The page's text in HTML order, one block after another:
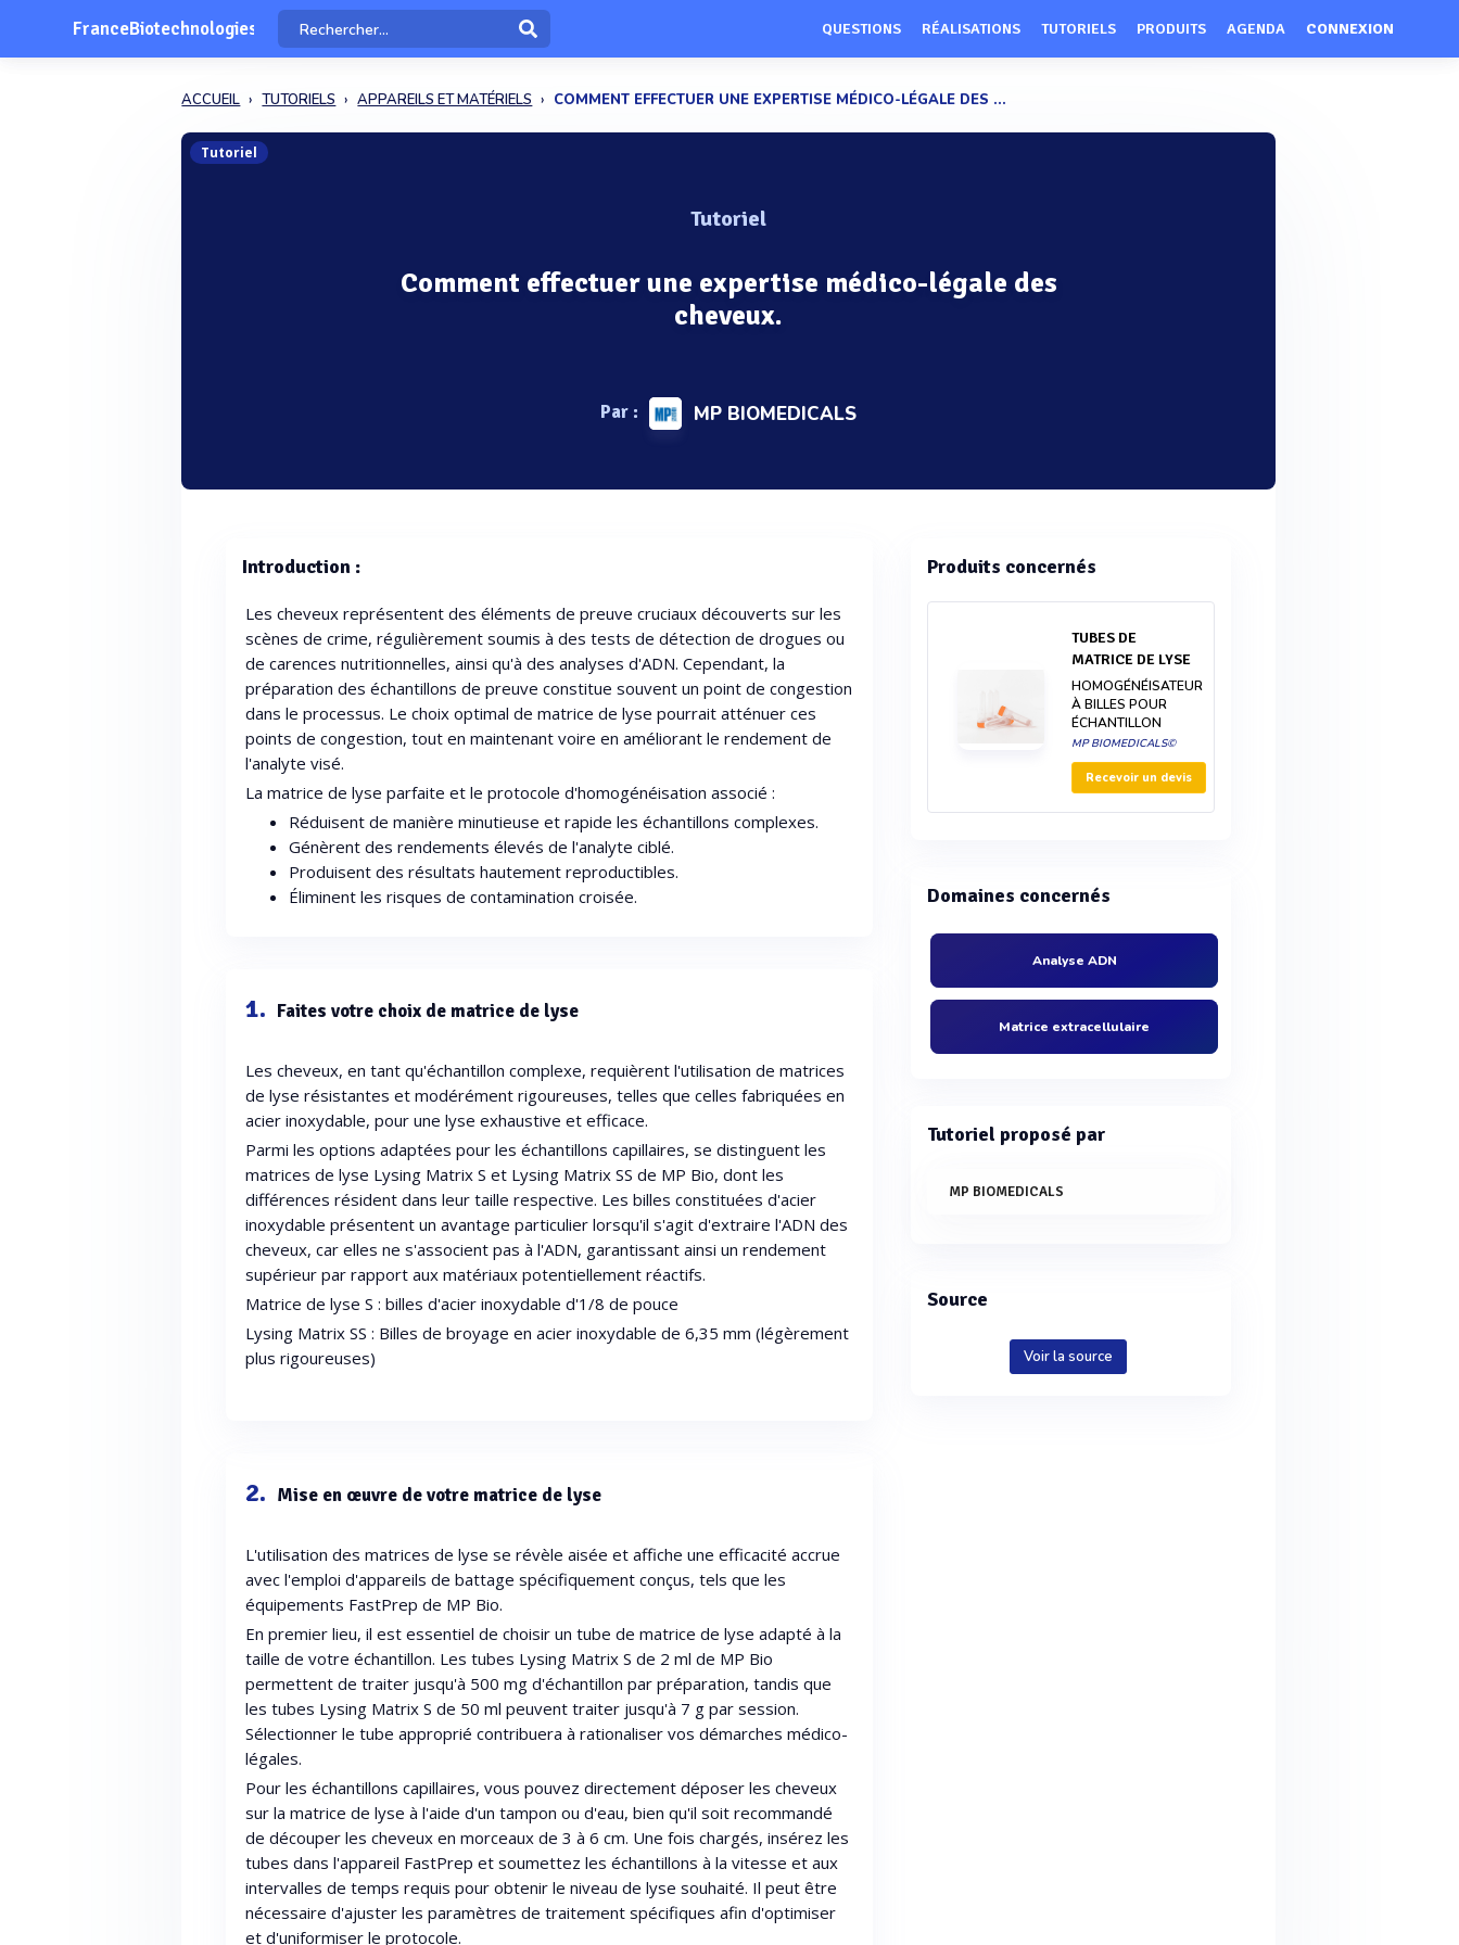
FranceBiotechnologies QUESTIONS RÉALISATIONS TUTORIELS PRODUITS AGENDA CONNEXION
ACCUEIL TUTORIELS APPAREILS ET MATÉRIELS COMMENT EFFECTUER UNE EXPERTISE MÉDICO-LÉGALE DES ...
Tutoriel
Tutoriel
Comment effectuer une expertise médico-légale des
cheveux.
Par : MP BIOMEDICALS
Introduction :
Les cheveux représentent des éléments de preuve cruciaux découverts sur les
scènes de crime, régulièrement soumis à des tests de détection de drogues ou
de carences nutritionnelles, ainsi qu'à des analyses d'ADN. Cependant, la
préparation des échantillons de preuve constitue souvent un point de congestion
dans le processus. Le choix optimal de matrice de lyse pourrait atténuer ces
points de congestion, tout en maintenant voire en améliorant le rendement de
l'analyte visé.
La matrice de lyse parfaite et le protocole d'homogénéisation associé :
Réduisent de manière minutieuse et rapide les échantillons complexes.
Génèrent des rendements élevés de l'analyte ciblé.
Produisent des résultats hautement reproductibles.
Éliminent les risques de contamination croisée.
1. Faites votre choix de matrice de lyse
Les cheveux, en tant qu'échantillon complexe, requièrent l'utilisation de matrices
de lyse résistantes et modérément rigoureuses, telles que celles fabriquées en
acier inoxydable, pour une lyse exhaustive et efficace.
Parmi les options adaptées pour les échantillons capillaires, se distinguent les
matrices de lyse Lysing Matrix S et Lysing Matrix SS de MP Bio, dont les
différences résident dans leur taille respective. Les billes constituées d'acier
inoxydable présentent un avantage particulier lorsqu'il s'agit d'extraire l'ADN des
cheveux, car elles ne s'associent pas à l'ADN, garantissant ainsi un rendement
supérieur par rapport aux matériaux potentiellement réactifs.
Matrice de lyse S : billes d'acier inoxydable d'1/8 de pouce
Lysing Matrix SS : Billes de broyage en acier inoxydable de 6,35 mm (légèrement
plus rigoureuses)
2. Mise en œuvre de votre matrice de lyse
L'utilisation des matrices de lyse se révèle aisée et affiche une efficacité accrue
avec l'emploi d'appareils de battage spécifiquement conçus, tels que les
équipements FastPrep de MP Bio.
En premier lieu, il est essentiel de choisir un tube de matrice de lyse adapté à la
taille de votre échantillon. Les tubes Lysing Matrix S de 2 ml de MP Bio
permettent de traiter jusqu'à 500 mg d'échantillon par préparation, tandis que
les tubes Lysing Matrix S de 50 ml peuvent traiter jusqu'à 7 g par session.
Sélectionner le tube approprié contribuera à rationaliser vos démarches médico-
légales.
Pour les échantillons capillaires, vous pouvez directement déposer les cheveux
sur la matrice de lyse à l'aide d'un tampon ou d'eau, bien qu'il soit recommandé
de découper les cheveux en morceaux de 3 à 6 cm. Une fois chargés, insérez les
tubes dans l'appareil FastPrep et soumettez les échantillons à la vitesse et aux
intervalles de temps requis pour obtenir le niveau de lyse souhaité. Il peut être
nécessaire d'ajuster les paramètres de traitement spécifiques afin d'optimiser
et d'uniformiser le protocole.
Produits concernés
TUBES DE
MATRICE DE LYSE
HOMOGÉNÉISATEUR
À BILLES POUR
ÉCHANTILLON
MP BIOMEDICALS©
Recevoir un devis
Domaines concernés
Analyse ADN
Matrice extracellulaire
Tutoriel proposé par
MP BIOMEDICALS
Source
Voir la source